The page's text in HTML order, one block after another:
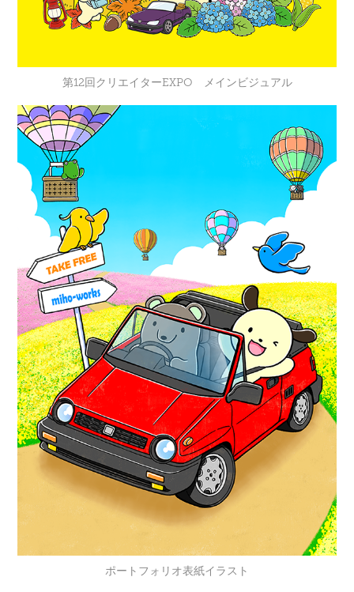
第12回クリエイターEXPO メインビジュアル
ポートフォリオ表紙イラスト